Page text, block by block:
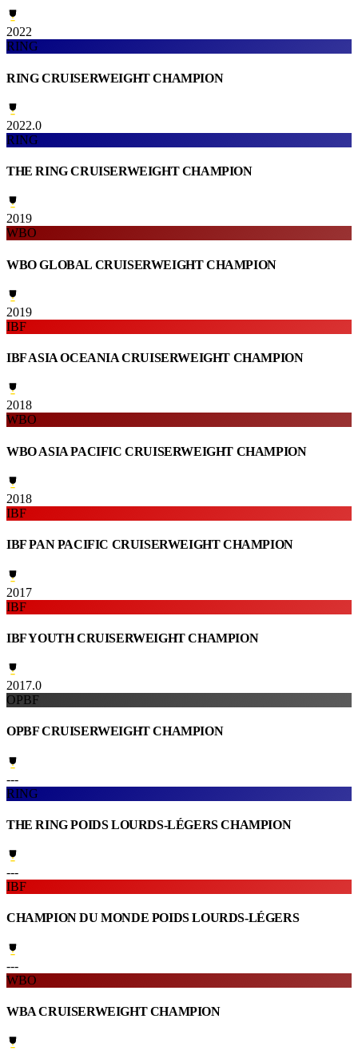
2022
RING
RING CRUISERWEIGHT CHAMPION
2022.0
RING
THE RING CRUISERWEIGHT CHAMPION
2019
WBO
WBO GLOBAL CRUISERWEIGHT CHAMPION
2019
IBF
IBF ASIA OCEANIA CRUISERWEIGHT CHAMPION
2018
WBO
WBO ASIA PACIFIC CRUISERWEIGHT CHAMPION
2018
IBF
IBF PAN PACIFIC CRUISERWEIGHT CHAMPION
2017
IBF
IBF YOUTH CRUISERWEIGHT CHAMPION
2017.0
OPBF
OPBF CRUISERWEIGHT CHAMPION
---
RING
THE RING POIDS LOURDS-LÉGERS CHAMPION
---
IBF
CHAMPION DU MONDE POIDS LOURDS-LÉGERS
---
WBO
WBA CRUISERWEIGHT CHAMPION